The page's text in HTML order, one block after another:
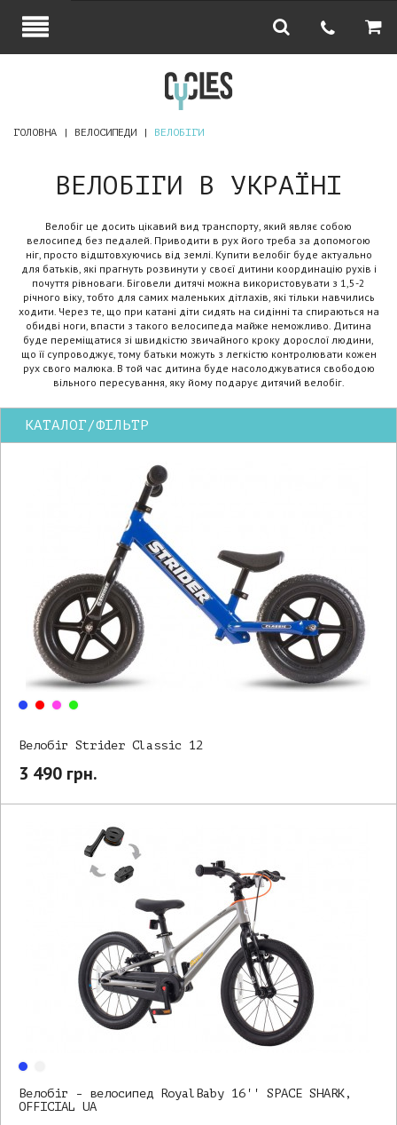
ГОЛОВНА ВЕЛОСИПЕДИ ВЕЛОБІГИ
ВЕЛОБІГИ В УКРАЇНІ
Велобіг це досить цікавий вид транспорту, який являє собою
велосипед без педалей. Приводити в рух його треба за допомогою
ніг, просто відштовхуючись від землі. Купити велобіг буде актуально
для батьків, які прагнуть розвинути у своєї дитини координацію рухів і
почуття рівноваги. Біговели дитячі можна використовувати з 1,5-2
річного віку, тобто для самих маленьких дітлахів, які тільки навчились
ходити. Через те, що при катані діти сидять на сидінні та спираються на
обидві ноги, впасти з такого велосипеда майже неможливо. Дитина
буде переміщатися зі швидкістю звичайного кроку дорослої людини,
що її супроводжує, тому батьки можуть з легкістю контролювати кожен
рух свого малюка. В той час дитина буде насолоджуватися свободою
вільного пересування, яку йому подарує дитячий велобіг.
КАТАЛОГ/ФІЛЬТР
Велобіг Strider Classic 12
3 490 грн.
Велобіг - велосипед RoyalBaby 16'' SPACE SHARK,
OFFICIAL UA